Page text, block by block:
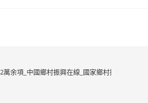
余項_中國鄉村振興在線_國家鄉村振興信息門